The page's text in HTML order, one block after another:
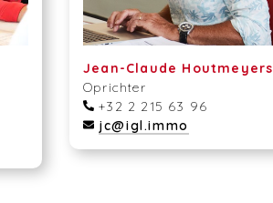
Jean-Claude Houtmeyers
Oprichter
+32 2 215 63 96
jc@igl.immo